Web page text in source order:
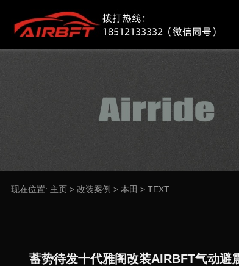
现在位置: 主页 > 改装案例 > 本田 > TEXT
蓄势待发十代雅阁改装AIRBFT气动避